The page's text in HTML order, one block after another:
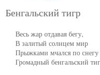
Бенгальский тигр
     Весь жар отдавая бегу,
     В залитый солнцем мир
     Прыжками мчался по снегу
Громадный бенгальский